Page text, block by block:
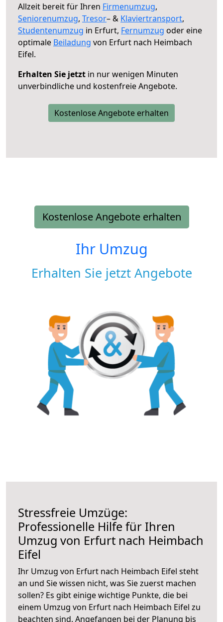
Allzeit bereit für Ihren Firmenumzug,
Seniorenumzug, Tresor– & Klaviertransport,
Studentenumzug in Erfurt, Fernumzug oder eine
optimale Beiladung von Erfurt nach Heimbach
Eifel.
Erhalten Sie jetzt in nur wenigen Minuten
unverbindliche und kostenfreie Angebote.
Kostenlose Angebote erhalten
Kostenlose Angebote erhalten
Ihr Umzug
Erhalten Sie jetzt Angebote
Stressfreie Umzüge:
Professionelle Hilfe für Ihren
Umzug von Erfurt nach Heimbach
Eifel
Ihr Umzug von Erfurt nach Heimbach Eifel steht
an und Sie wissen nicht, was Sie zuerst machen
sollen? Es gibt einige wichtige Punkte, die bei
einem Umzug von Erfurt nach Heimbach Eifel zu
beachten sind. Angefangen bei der Planung bis